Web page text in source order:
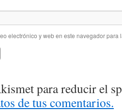
electrónico y web en este navegador para
para reducir el
de tus comentarios.